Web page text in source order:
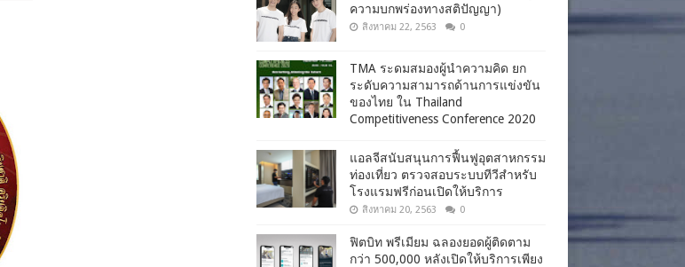
ความบกพร่องทางสติปัญญา)
สิงหาคม 22, 2563 0
TMA ระดมสมองผู้นำความคิด ยก
ระดับความสามารถด้านการแข่งขัน
ของไทย ใน Thailand
Competitiveness Conference 2020
แอลจีสนับสนุนการฟื้นฟูอุตสาหกรรม
ท่องเที่ยว ตรวจสอบระบบทีวีสำหรับ
โรงแรมฟรีก่อนเปิดให้บริการ
สิงหาคม 20, 2563 0
ฟิตบิท พรีเมียม ฉลองยอดผู้ติดตาม
กว่า 500,000 หลังเปิดให้บริการเพียง